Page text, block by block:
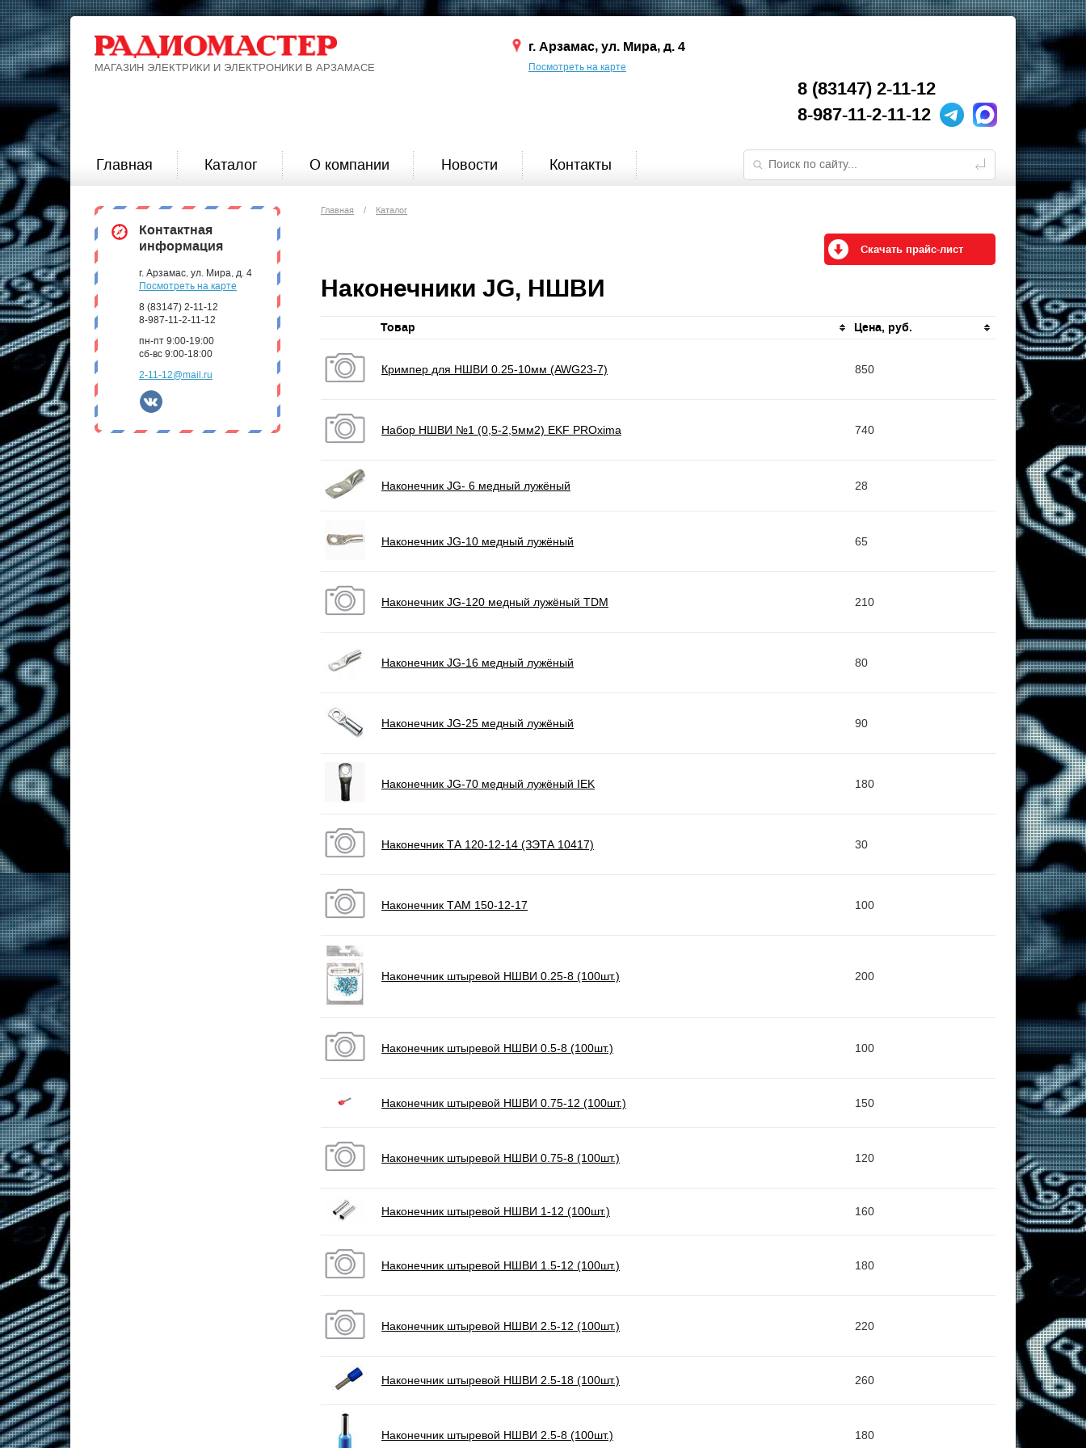
МАГАЗИН ЭЛЕКТРИКИ И ЭЛЕКТРОНИКИ В АРЗАМАСЕ
г. Арзамас, ул. Мира, д. 4
Посмотреть на карте
8 (83147) 2-11-12
8-987-11-2-11-12
Главная Каталог О компании Новости Контакты
Контактная
информация
г. Арзамас, ул. Мира, д. 4
Посмотреть на карте
8 (83147) 2-11-12
8-987-11-2-11-12
пн-пт 9:00-19:00
сб-вс 9:00-18:00
2-11-12@mail.ru
Главная / Каталог
Скачать прайс-лист
Наконечники JG, НШВИ
Товар Цена, руб.
Кримпер для НШВИ 0.25-10мм (AWG23-7) 850
Набор НШВИ №1 (0,5-2,5мм2) EKF PROxima 740
Наконечник JG- 6 медный лужёный 28
Наконечник JG-10 медный лужёный 65
Наконечник JG-120 медный лужёный TDM 210
Наконечник JG-16 медный лужёный 80
Наконечник JG-25 медный лужёный 90
Наконечник JG-70 медный лужёный IEK 180
Наконечник ТА 120-12-14 (ЗЭТА 10417) 30
Наконечник ТАМ 150-12-17 100
Наконечник штыревой НШВИ 0.25-8 (100шт.) 200
Наконечник штыревой НШВИ 0.5-8 (100шт.) 100
Наконечник штыревой НШВИ 0.75-12 (100шт.) 150
Наконечник штыревой НШВИ 0.75-8 (100шт.) 120
Наконечник штыревой НШВИ 1-12 (100шт.) 160
Наконечник штыревой НШВИ 1.5-12 (100шт.) 180
Наконечник штыревой НШВИ 2.5-12 (100шт.) 220
Наконечник штыревой НШВИ 2.5-18 (100шт.) 260
Наконечник штыревой НШВИ 2.5-8 (100шт.) 180